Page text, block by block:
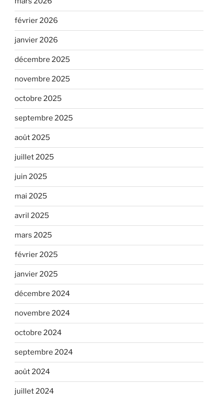
février 2026
janvier 2026
décembre 2025
novembre 2025
octobre 2025
septembre 2025
août 2025
juillet 2025
juin 2025
mai 2025
avril 2025
mars 2025
février 2025
janvier 2025
décembre 2024
novembre 2024
octobre 2024
septembre 2024
août 2024
juillet 2024